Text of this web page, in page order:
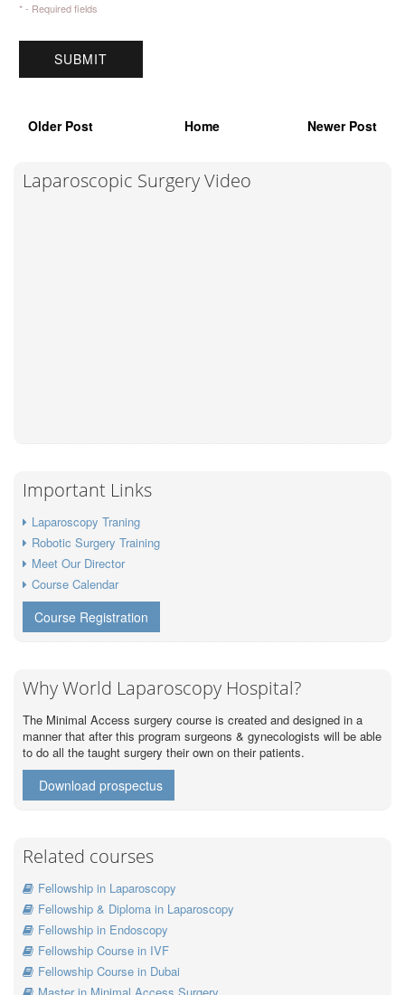
* - Required fields
Older Post Home Newer Post
Laparoscopic Surgery Video
Important Links
Laparoscopy Traning
Robotic Surgery Training
Meet Our Director
Course Calendar
Course Registration
Why World Laparoscopy Hospital?
The Minimal Access surgery course is created and designed in a
manner that after this program surgeons & gynecologists will be able
to do all the taught surgery their own on their patients.
Download prospectus
Related courses
Fellowship in Laparoscopy
Fellowship & Diploma in Laparoscopy
Fellowship in Endoscopy
Fellowship Course in IVF
Fellowship Course in Dubai